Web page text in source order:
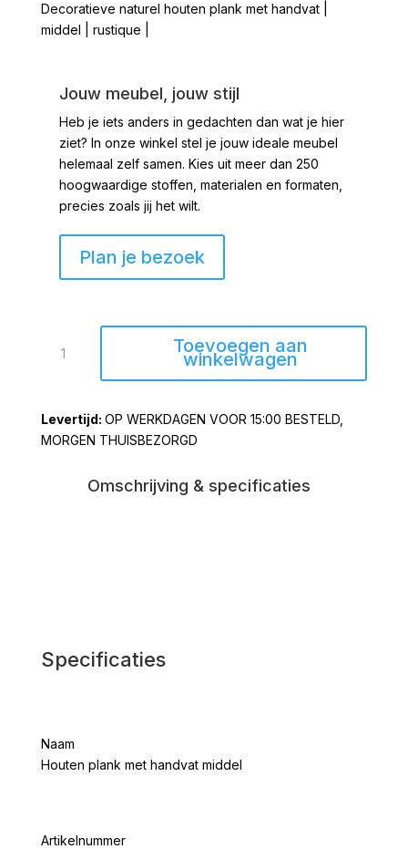
Decoratieve naturel houten plank met handvat |
middel | rustique |
Jouw meubel, jouw stijl
Heb je iets anders in gedachten dan wat je hier
ziet? In onze winkel stel je jouw ideale meubel
helemaal zelf samen. Kies uit meer dan 250
hoogwaardige stoffen, materialen en formaten,
precies zoals jij het wilt.
Plan je bezoek
plank
middel
aantal
Toevoegen aan
winkelwagen
OP WERKDAGEN VOOR 15:00 BESTELD,
MORGEN THUISBEZORGD
Omschrijving & specificaties
Specificaties
Naam
Houten plank met handvat middel
Artikelnummer